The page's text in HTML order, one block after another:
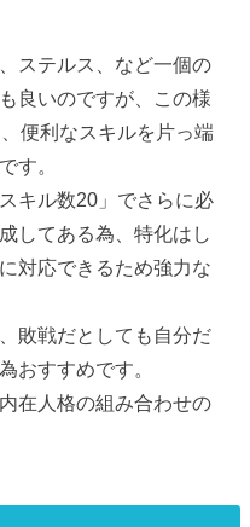
ステルス、など一個の
良いのですが、この様
便利なスキルを片っ端
す。
キル数20」でさらに必
してある為、特化はし
対応できるため強力な
敗戦だとしても自分だ
おすすめです。
在人格の組み合わせの